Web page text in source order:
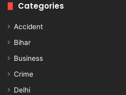
Categories
Accident
Bihar
Business
Crime
Delhi